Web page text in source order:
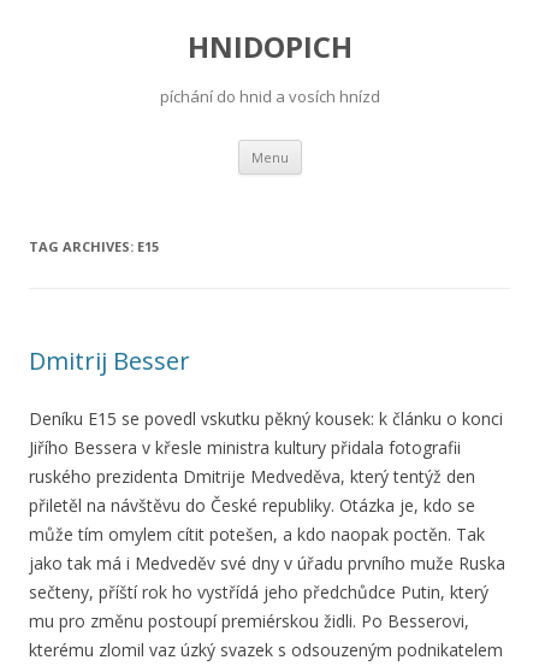
HNIDOPICH
píchání do hnid a vosích hnízd
Menu Skip
content
TAG ARCHIVES: E15
Dmitrij Besser
Deníku E15 se povedl vskutku pěkný kousek: k článku o konci
Jiřího Bessera v křesle ministra kultury přidala fotografii
ruského prezidenta Dmitrije Medveděva, který tentýž den
přiletěl na návštěvu do České republiky. Otázka je, kdo se
může tím omylem cítit potešen, a kdo naopak poctěn. Tak
jako tak má i Medveděv své dny v úřadu prvního muže Ruska
sečteny, příští rok ho vystřídá jeho předchůdce Putin, který
mu pro změnu postoupí premiérskou židli. Po Besserovi,
kterému zlomil vaz úzký svazek s odsouzeným podnikatelem